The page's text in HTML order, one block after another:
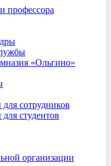
профессора
«Ольгино»
сотрудников
студентов
организации